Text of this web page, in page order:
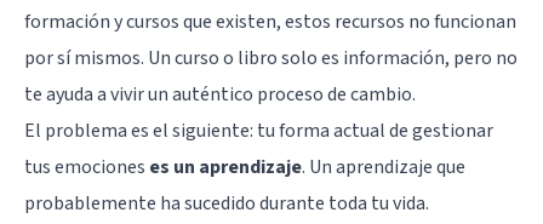
formación y cursos que existen, estos recursos no funcionan
por sí mismos. Un curso o libro solo es información, pero no
te ayuda a vivir un auténtico proceso de cambio.
El problema es el siguiente: tu forma actual de gestionar
tus emociones es un aprendizaje. Un aprendizaje que
probablemente ha sucedido durante toda tu vida.